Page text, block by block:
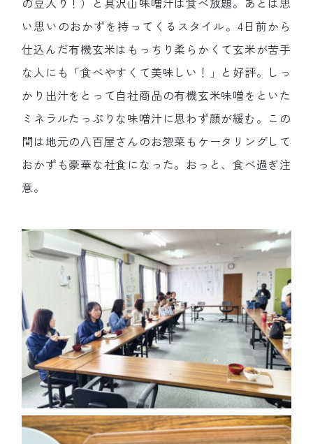
い思いのおかずを持ってくるスタイル。4日前から
仕込んだ有機玄米はもっちり柔らかくて玄米が苦手
な人にも「食べやすくて美味しい！」と好評。しっ
かり出汁をとって自社商品の有機玄米味噌をといた
ミネラルたっぷりな味噌汁に思わず顔が緩む。この
間は地元の八百屋さんのお惣菜もケータリングして
おかずも豪華な社食になった。おっと、食べ過ぎ注
意。